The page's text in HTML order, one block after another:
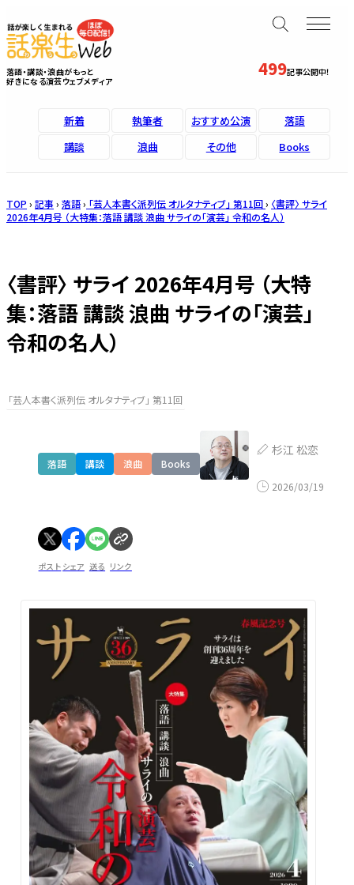
499記事公開中！
落語・講談・浪曲がもっと
好きになる演芸ウェブメディア
新着 執筆者 おすすめ公演
落語
講談
浪曲 その他 Books
TOP › 記事 › 落語› 「芸人本書く派列伝 オルタナティブ」 第11回› 〈書評〉 サライ
2026年4月号 （大特集：落語 講談 浪曲 サライの「演芸」 令和の名人）
〈書評〉 サライ 2026年4月号 （大特
集：落語 講談 浪曲 サライの「演芸」
令和の名人）
「芸人本書く派列伝 オルタナティブ」 第11回
落語 講談 浪曲 Books
杉江 松恋
2026/03/19
ポスト シェア 送る リンク